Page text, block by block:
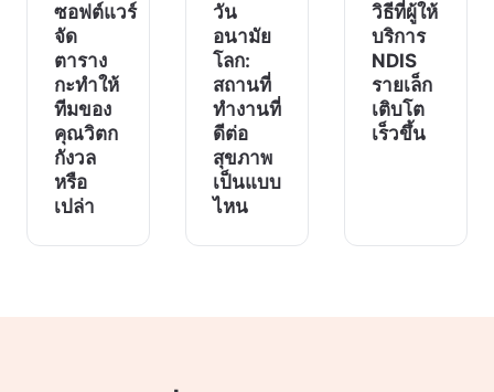
ซอฟต์แวร์
จัด
ตาราง
กะทำให้
ทีมของ
คุณวิตก
กังวล
หรือ
เปล่า
วัน
อนามัย
โลก:
สถานที่
ทำงานที่
ดีต่อ
สุขภาพ
เป็นแบบ
ไหน
วิธีที่ผู้ให้
บริการ
NDIS
รายเล็ก
เติบโต
เร็วขึ้น